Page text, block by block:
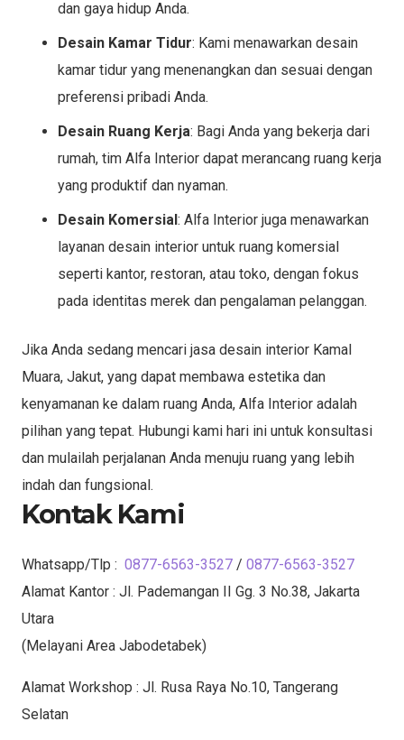
dan gaya hidup Anda.
Desain Kamar Tidur: Kami menawarkan desain
kamar tidur yang menenangkan dan sesuai dengan
preferensi pribadi Anda.
Desain Ruang Kerja: Bagi Anda yang bekerja dari
rumah, tim Alfa Interior dapat merancang ruang kerja
yang produktif dan nyaman.
Desain Komersial: Alfa Interior juga menawarkan
layanan desain interior untuk ruang komersial
seperti kantor, restoran, atau toko, dengan fokus
pada identitas merek dan pengalaman pelanggan.
Jika Anda sedang mencari jasa desain interior Kamal
Muara, Jakut, yang dapat membawa estetika dan
kenyamanan ke dalam ruang Anda, Alfa Interior adalah
pilihan yang tepat. Hubungi kami hari ini untuk konsultasi
dan mulailah perjalanan Anda menuju ruang yang lebih
indah dan fungsional.
Kontak Kami
Whatsapp/Tlp : 0877-6563-3527 / 0877-6563-3527
Alamat Kantor : Jl. Pademangan II Gg. 3 No.38, Jakarta
Utara
(Melayani Area Jabodetabek)
Alamat Workshop : Jl. Rusa Raya No.10, Tangerang
Selatan